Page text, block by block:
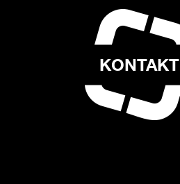
KONTAKT